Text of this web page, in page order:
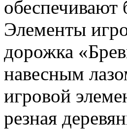
обеспечивают
Элементы
дорожка
навесным
игровой
резная